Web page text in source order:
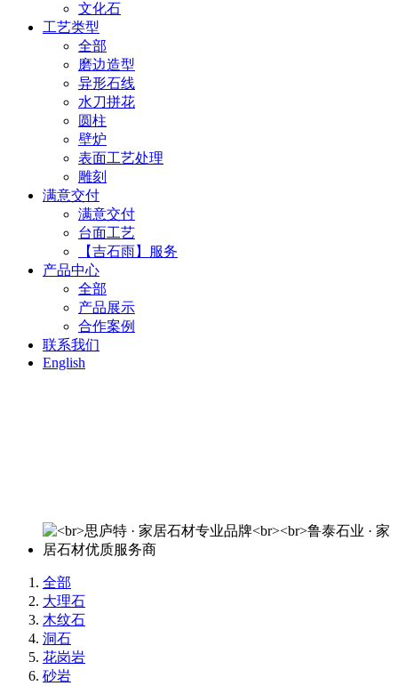
文化石
工艺类型
全部
磨边造型
异形石线
水刀拼花
圆柱
壁炉
表面工艺处理
雕刻
满意交付
满意交付
台面工艺
【吉石雨】服务
产品中心
全部
产品展示
合作案例
联系我们
English
全部
大理石
木纹石
洞石
花岗岩
砂岩